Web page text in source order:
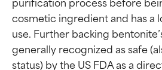
cosmetic ingredient and has a
use. Further backing
generally recognized as safe
Valutazione
ingredienti
Valutazione
ingredienti